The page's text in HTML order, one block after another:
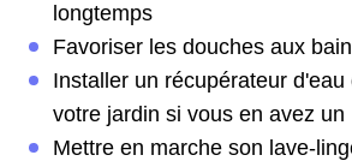
longtemps
Favoriser les douches aux
Installer un récupérateur
votre jardin si vous en avez un
Mettre en marche son lave-